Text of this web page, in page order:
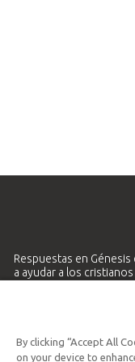
Respuestas en
a ayudar a los
By clicking “Accept All
on your device to